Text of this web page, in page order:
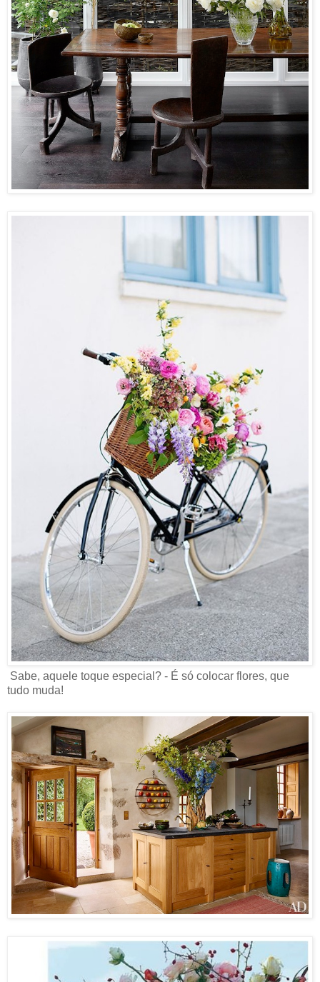
Sabe, aquele toque especial? - É só colocar flores, que
tudo muda!